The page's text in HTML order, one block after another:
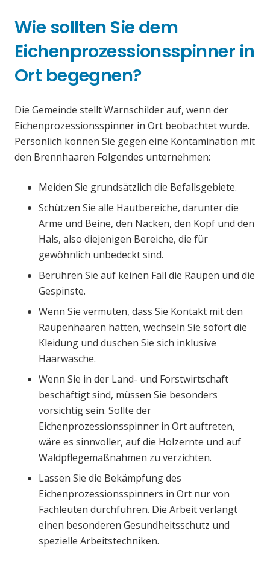
Wie sollten Sie dem
Eichenprozessionsspinner in
Ort begegnen?
Die Gemeinde stellt Warnschilder auf, wenn der
Eichenprozessionsspinner in Ort beobachtet wurde.
Persönlich können Sie gegen eine Kontamination mit
den Brennhaaren Folgendes unternehmen:
Meiden Sie grundsätzlich die Befallsgebiete.
Schützen Sie alle Hautbereiche, darunter die
Arme und Beine, den Nacken, den Kopf und den
Hals, also diejenigen Bereiche, die für
gewöhnlich unbedeckt sind.
Berühren Sie auf keinen Fall die Raupen und die
Gespinste.
Wenn Sie vermuten, dass Sie Kontakt mit den
Raupenhaaren hatten, wechseln Sie sofort die
Kleidung und duschen Sie sich inklusive
Haarwäsche.
Wenn Sie in der Land- und Forstwirtschaft
beschäftigt sind, müssen Sie besonders
vorsichtig sein. Sollte der
Eichenprozessionsspinner in Ort auftreten,
wäre es sinnvoller, auf die Holzernte und auf
Waldpflegemaßnahmen zu verzichten.
Lassen Sie die Bekämpfung des
Eichenprozessionsspinners in Ort nur von
Fachleuten durchführen. Die Arbeit verlangt
einen besonderen Gesundheitsschutz und
spezielle Arbeitstechniken.